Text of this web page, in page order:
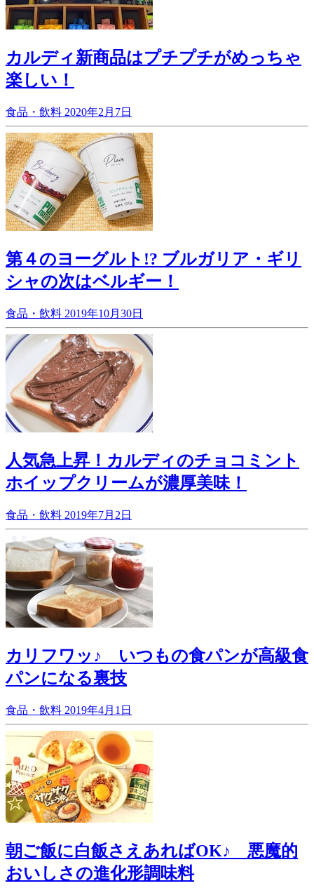
カルディ新商品はプチプチがめっちゃ
楽しい！
食品・飲料 2020年2月7日
第４のヨーグルト!? ブルガリア・ギリ
シャの次はベルギー！
食品・飲料 2019年10月30日
人気急上昇！カルディのチョコミント
ホイップクリームが濃厚美味！
食品・飲料 2019年7月2日
カリフワッ♪ いつもの食パンが高級食
パンになる裏技
食品・飲料 2019年4月1日
朝ご飯に白飯さえあればOK♪ 悪魔的
おいしさの進化形調味料